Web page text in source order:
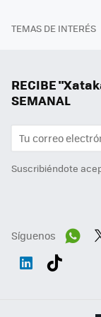
TEMAS DE INTERÉS
RECIBE
SEMANAL
Suscribiéndote
Síguenos